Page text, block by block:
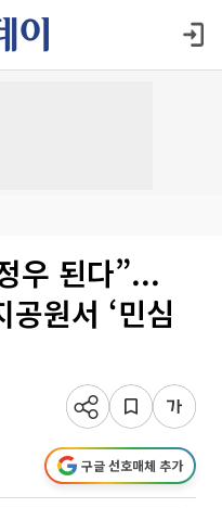
우 된다”...
원서 ‘민심
구글 선호매체 추가